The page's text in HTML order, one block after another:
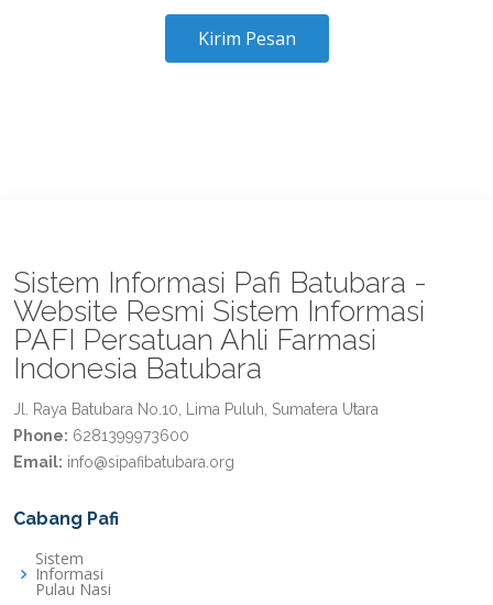
Kirim Pesan
Sistem Informasi Pafi Batubara -
Website Resmi Sistem Informasi
PAFI Persatuan Ahli Farmasi
Indonesia Batubara
Jl. Raya Batubara No.10, Lima Puluh, Sumatera Utara
Phone: 6281399973600
Email: info@sipafibatubara.org
Cabang Pafi
Sistem
Informasi
Pulau Nasi